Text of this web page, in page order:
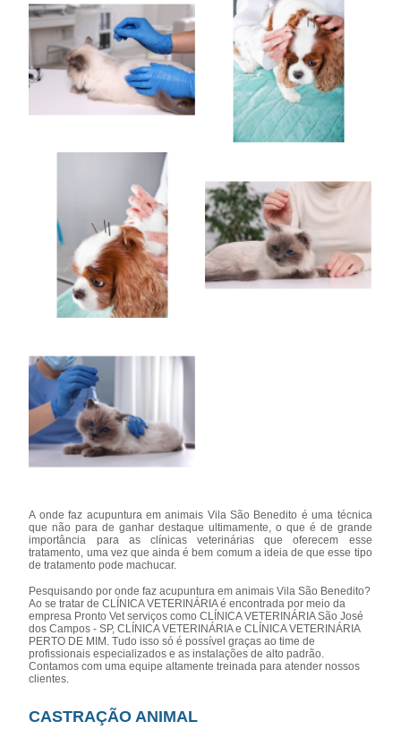
A onde faz acupuntura em animais Vila São Benedito é uma técnica
que não para de ganhar destaque ultimamente, o que é de grande
importância para as clínicas veterinárias que oferecem esse
tratamento, uma vez que ainda é bem comum a ideia de que esse tipo
de tratamento pode machucar.
Pesquisando por onde faz acupuntura em animais Vila São Benedito?
Ao se tratar de CLÍNICA VETERINÁRIA é encontrada por meio da
empresa Pronto Vet serviços como CLÍNICA VETERINÁRIA São José
dos Campos - SP, CLÍNICA VETERINÁRIA e CLÍNICA VETERINÁRIA
PERTO DE MIM. Tudo isso só é possível graças ao time de
profissionais especializados e as instalações de alto padrão.
Contamos com uma equipe altamente treinada para atender nossos
clientes.
CASTRAÇÃO ANIMAL